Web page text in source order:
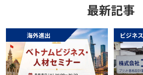
最新記事
海外進出 ビジネ